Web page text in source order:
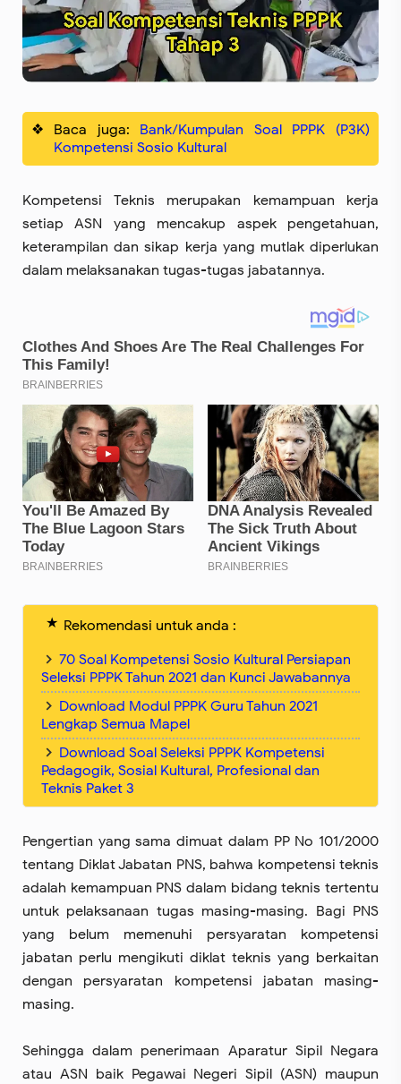
Baca juga: Bank/Kumpulan Soal PPPK (P3K)
Kompetensi Sosio Kultural
Kompetensi Teknis merupakan kemampuan kerja
setiap ASN yang mencakup aspek pengetahuan,
keterampilan dan sikap kerja yang mutlak diperlukan
dalam melaksanakan tugas-tugas jabatannya.
Rekomendasi untuk anda :
70 Soal Kompetensi Sosio Kultural Persiapan
Seleksi PPPK Tahun 2021 dan Kunci Jawabannya
Download Modul PPPK Guru Tahun 2021
Lengkap Semua Mapel
Download Soal Seleksi PPPK Kompetensi
Pedagogik, Sosial Kultural, Profesional dan
Teknis Paket 3
Pengertian yang sama dimuat dalam PP No 101/2000
tentang Diklat Jabatan PNS, bahwa kompetensi teknis
adalah kemampuan PNS dalam bidang teknis tertentu
untuk pelaksanaan tugas masing-masing. Bagi PNS
yang belum memenuhi persyaratan kompetensi
jabatan perlu mengikuti diklat teknis yang berkaitan
dengan persyaratan kompetensi jabatan masing-
masing.
Sehingga dalam penerimaan Aparatur Sipil Negara
atau ASN baik Pegawai Negeri Sipil (ASN) maupun